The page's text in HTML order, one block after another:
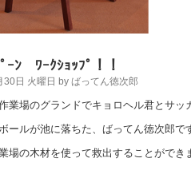
ｰﾝ ﾜｰｸｼｮｯﾌﾟ！！
30日 火曜日 by ばってん徳次郎
業場のグランドでキョロヘル君とサッ
ールが池に落ちた、ばってん徳次郎で
場の木材を使って救出することができ